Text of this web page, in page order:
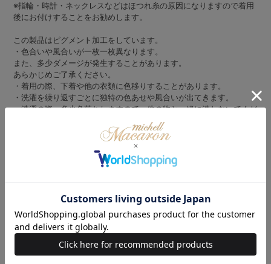
※指輪・時計・ネックレスなどはほつれ糸の原因になりますので着用
後にお付けすることをお勧めします。
この製品はピグメント加工をしています。
・色合いや風合いが一枚一枚異なります。
また、多少ダメージが発生することがあります。
あらかじめご了承ください。
・着用の際、下着や他の衣類に色移りすることがあります。
・洗濯を繰り返すごとに独特の色あせや風合いが出てきます。
・洗濯の際、多少色落ちしますので、他の物と一緒に洗わないでくだ
・つまみ洗いはお避け下さい。
着用サイズ：Fサイズ
モデル：もなちゃん
着用サイズ：XSサイズ
モデル：美雨ちゃん